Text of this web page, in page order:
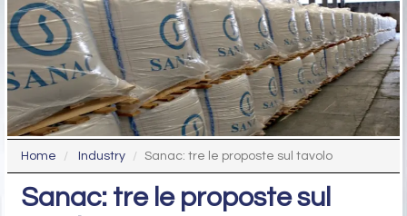
Home Industry Sanac: tre le proposte sul tavolo
Sanac: tre le proposte sul